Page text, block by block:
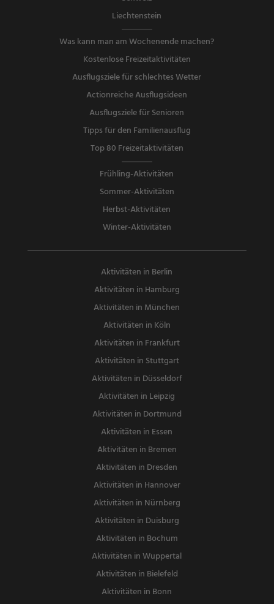
Liechtenstein
Was kann man am Wochenende machen?
Kostenlose Freizeitaktivitäten
Ausflugsziele für schlechtes Wetter
Actionreiche Ausflugsideen
Ausflugsziele für Senioren
Tipps für den Familienausflug
Top 80 Freizeitaktivitäten
Frühling-Aktivitäten
Sommer-Aktivitäten
Herbst-Aktivitäten
Winter-Aktivitäten
Aktivitäten in Berlin
Aktivitäten in Hamburg
Aktivitäten in München
Aktivitäten in Köln
Aktivitäten in Frankfurt
Aktivitäten in Stuttgart
Aktivitäten in Düsseldorf
Aktivitäten in Leipzig
Aktivitäten in Dortmund
Aktivitäten in Essen
Aktivitäten in Bremen
Aktivitäten in Dresden
Aktivitäten in Hannover
Aktivitäten in Nürnberg
Aktivitäten in Duisburg
Aktivitäten in Bochum
Aktivitäten in Wuppertal
Aktivitäten in Bielefeld
Aktivitäten in Bonn